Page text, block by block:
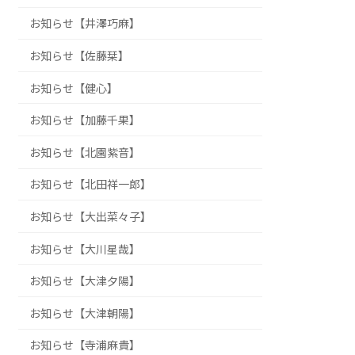
お知らせ【井澤巧麻】
お知らせ【佐藤栞】
お知らせ【健心】
お知らせ【加藤千果】
お知らせ【北園紫音】
お知らせ【北田祥一郎】
お知らせ【大出菜々子】
お知らせ【大川星哉】
お知らせ【大津夕陽】
お知らせ【大津朝陽】
お知らせ【寺浦麻貴】